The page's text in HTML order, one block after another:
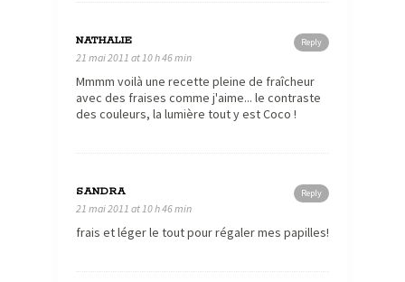
Reply
NATHALIE
21 mai 2011 at 10 h 46 min
Mmmm voilà une recette pleine de fraîcheur
avec des fraises comme j'aime... le contraste
des couleurs, la lumière tout y est Coco !
Reply
SANDRA
21 mai 2011 at 10 h 46 min
frais et léger le tout pour régaler mes papilles!